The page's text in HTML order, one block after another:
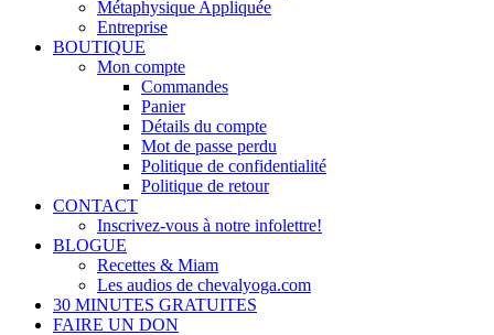
Métaphysique Appliquée
Entreprise
BOUTIQUE
Mon compte
Commandes
Panier
Détails du compte
Mot de passe perdu
Politique de confidentialité
Politique de retour
CONTACT
Inscrivez-vous à notre infolettre!
BLOGUE
Recettes & Miam
Les audios de chevalyoga.com
30 MINUTES GRATUITES
FAIRE UN DON